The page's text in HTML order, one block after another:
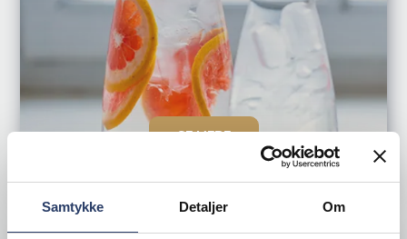
Samtykke Detaljer Om
SE MERE